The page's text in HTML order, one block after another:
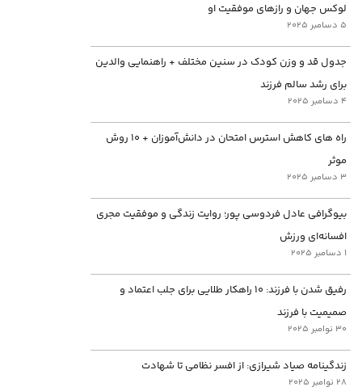
لوکس جهان و رازهای موفقیت او
5 دسامبر 2025
جدول قد و وزن کودک در سنین مختلف + راهنمایی والدین
برای رشد سالم فرزند
4 دسامبر 2025
راه های کاهش استرس امتحان در دانش‌آموزان + ۱۰ روش
موثر
3 دسامبر 2025
بیوگرافی عادل فردوسی پور؛ روایت زندگی و موفقیت مجری
افسانه‌ای ورزش
1 دسامبر 2025
رفیق شدن با فرزند: ۱۰ راهکار طلایی برای جلب اعتماد و
صمیمیت با فرزند
30 نوامبر 2025
زندگینامه صیاد شیرازی: از افسر نظامی تا شهادت
28 نوامبر 2025